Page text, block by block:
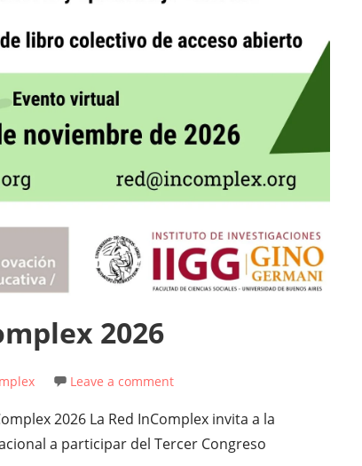
2026
Leave a comment
2026 La Red InComplex invita a la
a participar del Tercer Congreso